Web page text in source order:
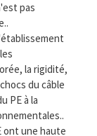
pas
la rigidité,
du câble
PE à la
ont une haute